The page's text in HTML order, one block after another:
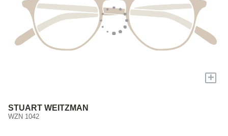
+
STUART WEITZMAN
WZN 1042